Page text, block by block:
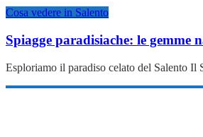
Cosa vedere in Salento
Spiagge paradisiache: le gemme
Esploriamo il paradiso celato del Salento